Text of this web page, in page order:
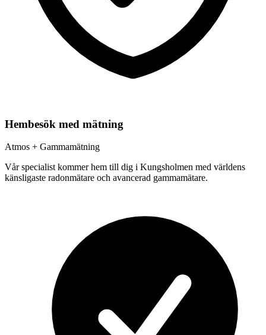
Hembesök med mätning
Atmos + Gammamätning
Vår specialist kommer hem till dig i Kungsholmen med världens
känsligaste radonmätare och avancerad gammamätare.